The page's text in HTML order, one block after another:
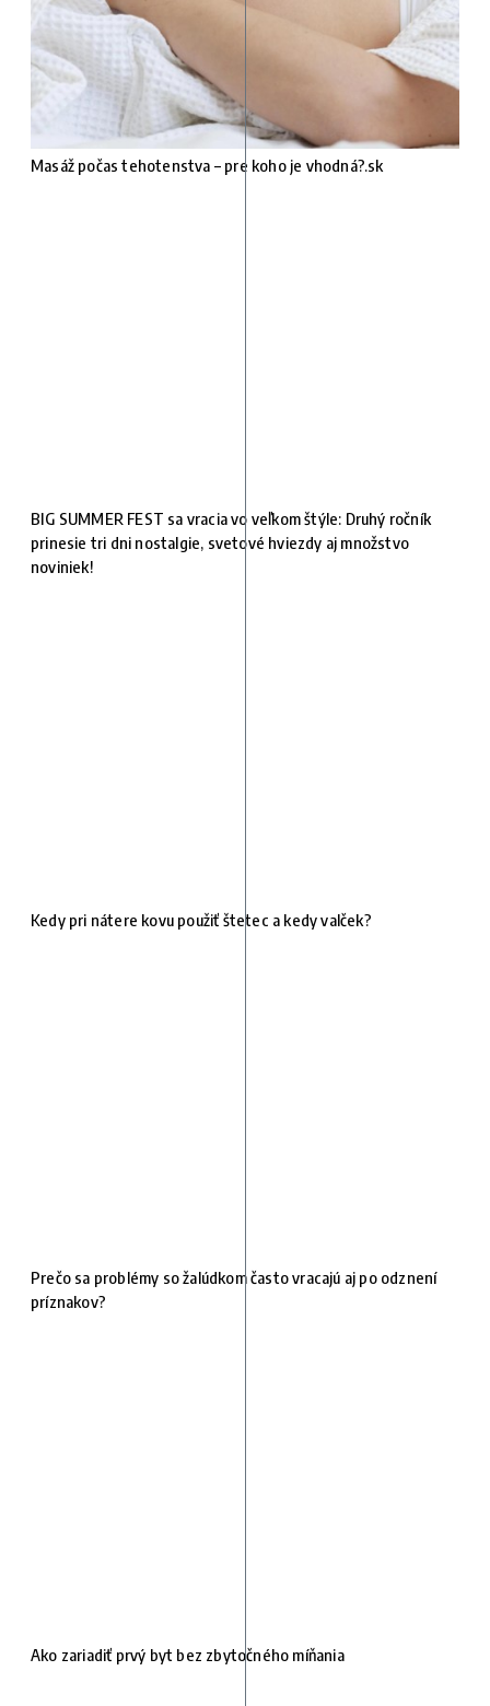
Masáž počas tehotenstva – pre koho je vhodná?.sk
BIG SUMMER FEST sa vracia vo veľkom štýle: Druhý ročník
prinesie tri dni nostalgie, svetové hviezdy aj množstvo
noviniek!
Kedy pri nátere kovu použiť štetec a kedy valček?
Prečo sa problémy so žalúdkom často vracajú aj po odznení
príznakov?
Ako zariadiť prvý byt bez zbytočného míňania